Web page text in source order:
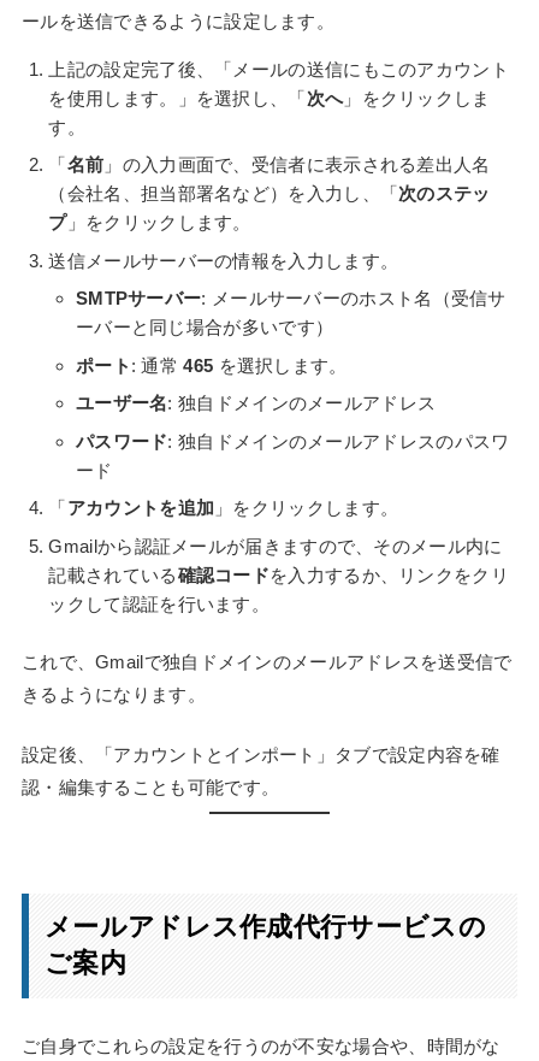
ールを送信できるように設定します。
上記の設定完了後、「メールの送信にもこのアカウント
を使用します。」を選択し、「次へ」をクリックしま
す。
「名前 」の入力画面で、受信者に表示される差出人名
（会社名、担当部署名など）を入力し、「次のステッ
プ」をクリックします。
送信メールサーバーの情報を入力します。
SMTPサーバー: メールサーバーのホスト名（受信サ
ーバーと同じ場合が多いです）
ポート : 通常465 を選択します。
ユーザー名: 独自ドメインのメールアドレス
パスワード: 独自ドメインのメールアドレスのパスワ
ード
「アカウントを追加 」をクリックします。
Gmailから認証メールが届きますので、そのメール内に
記載されている確認コードを入力するか、リンクをクリ
ックして認証を行います。
これで、Gmailで独自ドメインのメールアドレスを送受信で
きるようになります。
設定後、「アカウントとインポート」タブで設定内容を確
認・編集することも可能です。
メールアドレス作成代行サービスの
ご案内
ご自身でこれらの設定を行うのが不安な場合や、時間がな